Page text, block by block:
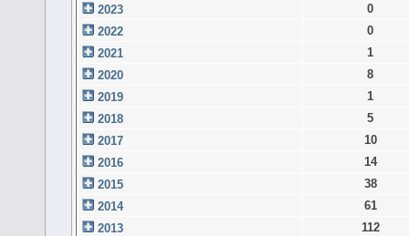
2023
0
2022
0
2021
1
2020
8
2019
1
2018
5
2017
10
2016
14
2015
38
2014
61
2013
112